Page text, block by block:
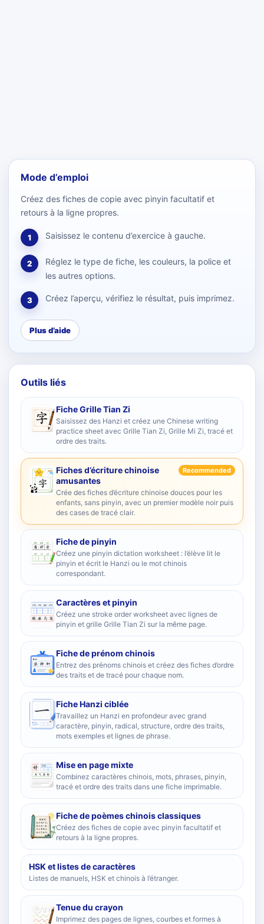
Mode d’emploi
Créez des fiches de copie avec pinyin facultatif et
retours à la ligne propres.
1 Saisissez le contenu d’exercice à gauche.
2
Réglez le type de fiche, les couleurs, la police et
les autres options.
3 Créez l’aperçu, vérifiez le résultat, puis imprimez.
Plus d’aide
Outils liés
Fiche Grille Tian Zi
Saisissez des Hanzi et créez une Chinese writing
practice sheet avec Grille Tian Zi, Grille Mi Zi, tracé et
ordre des traits.
Fiches d’écriture chinoise
amusantes
Recommended
Crée des fiches d’écriture chinoise douces pour les
enfants, sans pinyin, avec un premier modèle noir puis
des cases de tracé clair.
Fiche de pinyin
Créez une pinyin dictation worksheet : l’élève lit le
pinyin et écrit le Hanzi ou le mot chinois
correspondant.
Caractères et pinyin
Créez une stroke order worksheet avec lignes de
pinyin et grille Grille Tian Zi sur la même page.
Fiche de prénom chinois
Entrez des prénoms chinois et créez des fiches d’ordre
des traits et de tracé pour chaque nom.
Fiche Hanzi ciblée
Travaillez un Hanzi en profondeur avec grand
caractère, pinyin, radical, structure, ordre des traits,
mots exemples et lignes de phrase.
Mise en page mixte
Combinez caractères chinois, mots, phrases, pinyin,
tracé et ordre des traits dans une fiche imprimable.
Fiche de poèmes chinois classiques
Créez des fiches de copie avec pinyin facultatif et
retours à la ligne propres.
HSK et listes de caractères
Listes de manuels, HSK et chinois à l’étranger.
Tenue du crayon
Imprimez des pages de lignes, courbes et formes à